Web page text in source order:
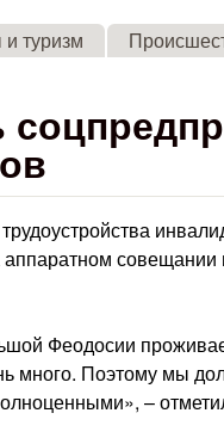
Skip to main content
туризм
совещании
Феодосии
много. Поэтому мы
–